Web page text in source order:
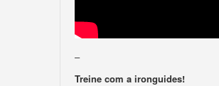
–
Treine com a ironguides!